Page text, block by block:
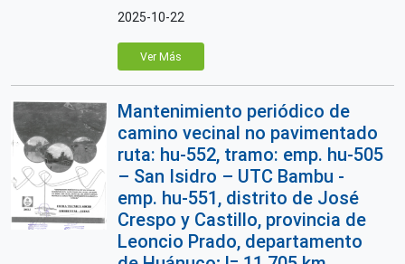
2025-10-22
Ver Más
Mantenimiento periódico de
camino vecinal no pavimentado
ruta: hu-552, tramo: emp. hu-505
– San Isidro – UTC Bambu -
emp. hu-551, distrito de José
Crespo y Castillo, provincia de
Leoncio Prado, departamento